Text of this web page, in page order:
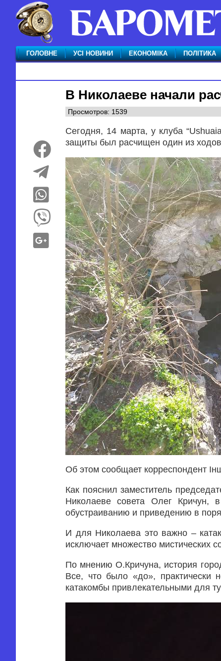
ГОЛОВНЕ УСІ НОВИНИ ЕКОНОМІКА ПОЛІТИКА
В Николаеве начали
Просмотров: 1539
Сегодня, 14 марта, у клуба
защиты был расчищен один из
Об этом сообщает корреспондент
Как пояснил заместитель
Николаеве совета Олег
обустраиванию и приведению в
И для Николаева это важно –
исключает множество мистических
По мнению О.Кричуна, история
Все, что было «до», практически
катакомбы привлекательными для